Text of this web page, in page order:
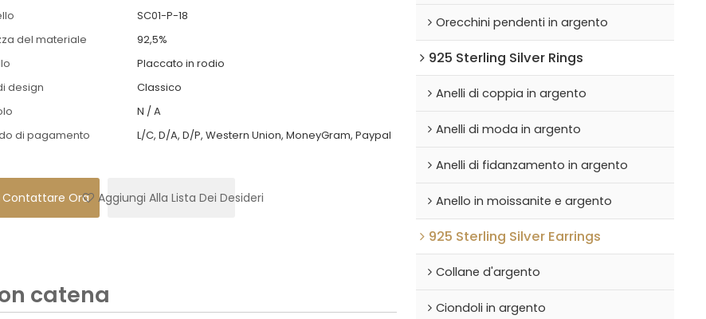
SC01-P-18
del materiale
92,5%
Placcato in rodio
design
Classico
N / A
di pagamento
L/C, D/A, D/P, Western Union, MoneyGram, Paypal
Contattare Ora Aggiungi Alla Lista Dei Desideri
catena
Orecchini pendenti in argento
925 Sterling Silver Rings
Anelli di coppia in argento
Anelli di moda in argento
Anelli di fidanzamento in argento
Anello in moissanite e argento
925 Sterling Silver Earrings
Collane d'argento
Ciondoli in argento